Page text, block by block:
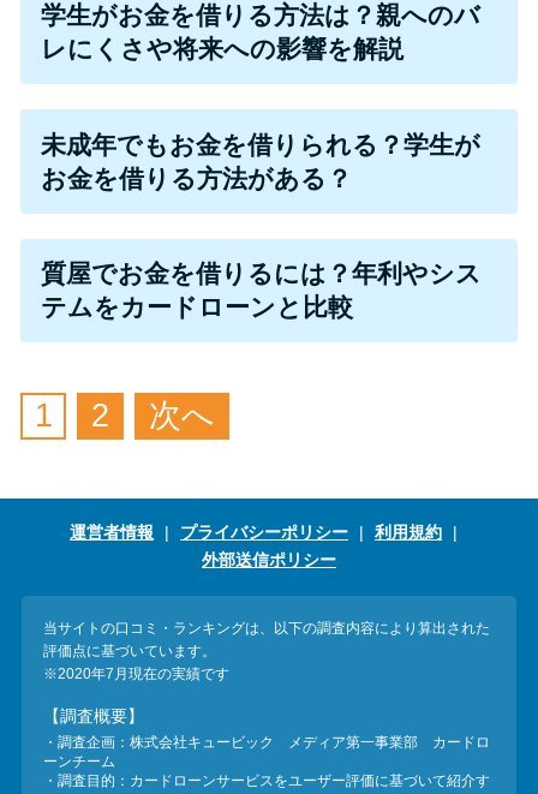
無利息期間を利用して利息0円で
お金を借りる3つのポイント
種類・特徴別一覧
その他コラム
今月の家賃払えない…2ヵ月目に
は解決しないと危険な理由と対
処法3つ
家賃払えないが強制退去は避け
たい…市役所に相談より賢い方
街金とは？絶対審査通る？借金
に悩む人へ街金をおすすめしな
い理由
質屋でお金を借りるには？年利
較
学生がお金を借りる方法は？親へのバ
レにくさや将来への影響を解説
未成年でもお金を借りられる？学生が
お金を借りる方法がある？
質屋でお金を借りるには？年利やシス
テムをカードローンと比較
1 2 次へ
運営者情報 プライバシーポリシー
利用規約
外部送信ポリシー
当サイトの口コミ・ランキングは、以下の調査内容により算出された
評価点に基づいています。
※2020年7月現在の実績です
【調査概要】
・調査企画：株式会社キュービック メディア第一事業部 カードロ
ーンチーム
・調査目的：カードローンサービスをユーザー評価に基づいて紹介す